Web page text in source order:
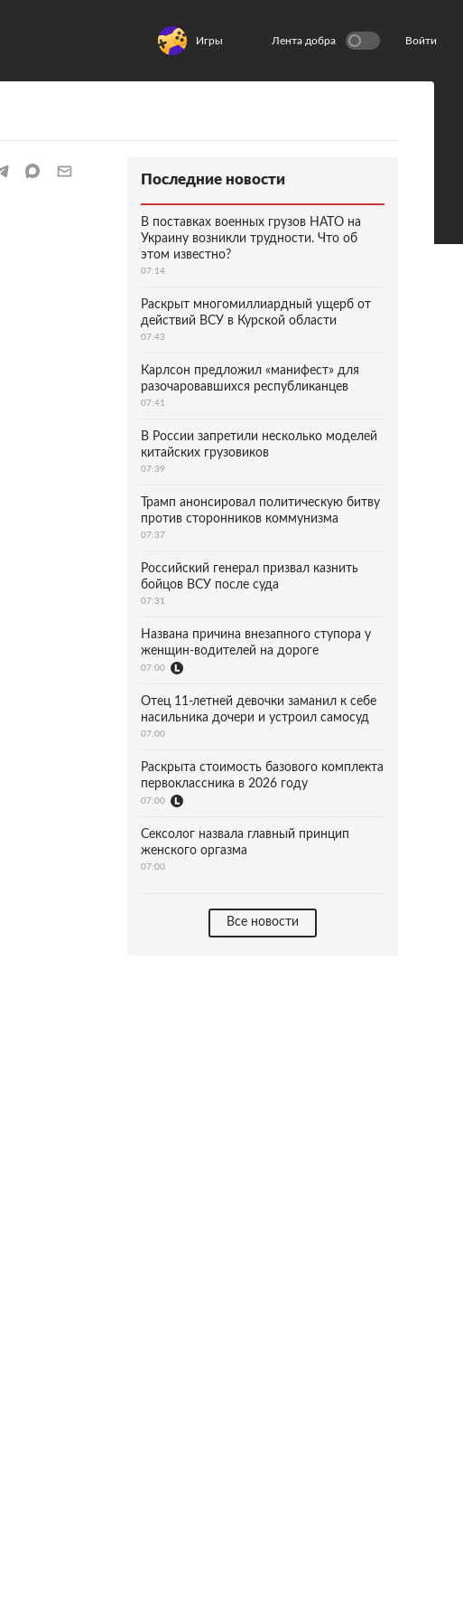
Игры Лента добра Войти
Последние новости
В поставках военных грузов НАТО на
Украину возникли трудности. Что об
этом известно?
07:14
Раскрыт многомиллиардный ущерб от
действий ВСУ в Курской области
07:43
Карлсон предложил «манифест» для
разочаровавшихся республиканцев
07:41
В России запретили несколько моделей
китайских грузовиков
07:39
Трамп анонсировал политическую битву
против сторонников коммунизма
07:37
Российский генерал призвал казнить
бойцов ВСУ после суда
07:31
Названа причина внезапного ступора у
женщин-водителей на дороге
07:00
Отец 11-летней девочки заманил к себе
насильника дочери и устроил самосуд
07:00
Раскрыта стоимость базового комплекта
первоклассника в 2026 году
07:00
Сексолог назвала главный принцип
женского оргазма
07:00
Все новости